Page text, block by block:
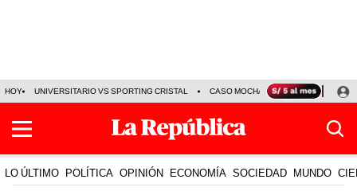
HOY UNIVERSITARIO VS SPORTING CRISTAL CASO MOCHASUELDOS
LO ÚLTIMO POLÍTICA OPINIÓN ECONOMÍA SOCIEDAD MUNDO